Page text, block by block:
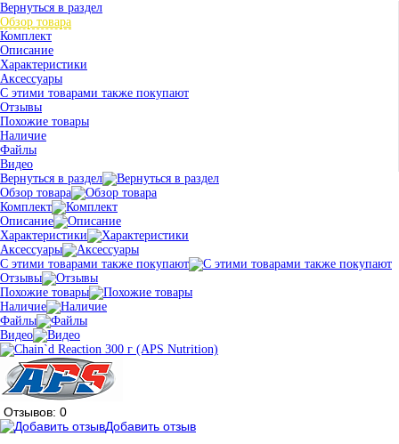
Вернуться в раздел
Обзор товара
Комплект
Описание
Характеристики
Аксессуары
С этими товарами также покупают
Отзывы
Похожие товары
Наличие
Файлы
Видео
Вернуться в раздел
Обзор товара
Комплект
Описание
Характеристики
Аксессуары
С этими товарами также покупают
Отзывы
Похожие товары
Наличие
Файлы
Видео
Отзывов: 0
Добавить отзыв